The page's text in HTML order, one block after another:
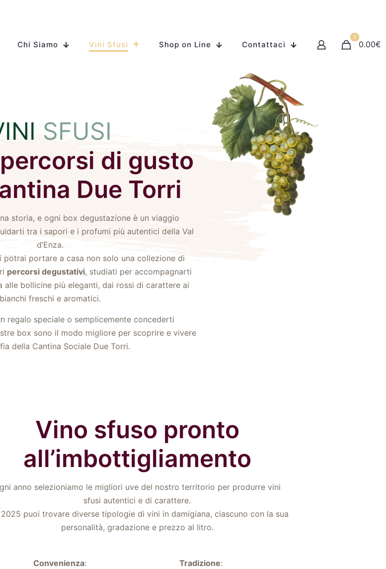
Chi Siamo Vini Sfusi Shop on Line Contattaci
0
0.00€
SFUSI
di gusto
Due Torri
storia, e ogni box degustazione è un viaggio
tra i sapori e i profumi più autentici della Val
d’Enza.
potrai portare a casa non solo una collezione di
percorsi degustativi, studiati per accompagnarti
alle bollicine più eleganti, dai rossi di carattere ai
bianchi freschi e aromatici.
regalo speciale o semplicemente concederti
box sono il modo migliore per scoprire e vivere
della Cantina Sociale Due Torri.
Vino sfuso pronto
all’imbottigliamento
anno selezioniamo le migliori uve del nostro territorio per produrre vini
sfusi autentici e di carattere.
puoi trovare diverse tipologie di vini in damigiana, ciascuno con la sua
personalità, gradazione e prezzo al litro.
Convenienza: Tradizione: